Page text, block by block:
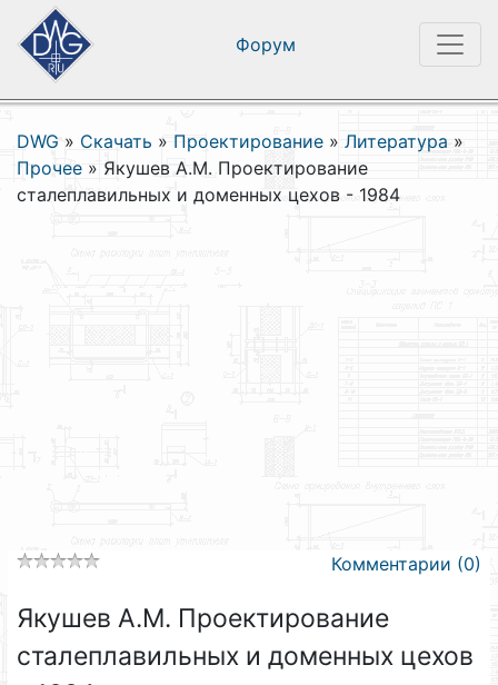
Форум
DWG » Скачать » Проектирование » Литература »
Прочее » Якушев А.М. Проектирование
сталеплавильных и доменных цехов - 1984
Комментарии (0)
Якушев А.М. Проектирование
сталеплавильных и доменных цехов